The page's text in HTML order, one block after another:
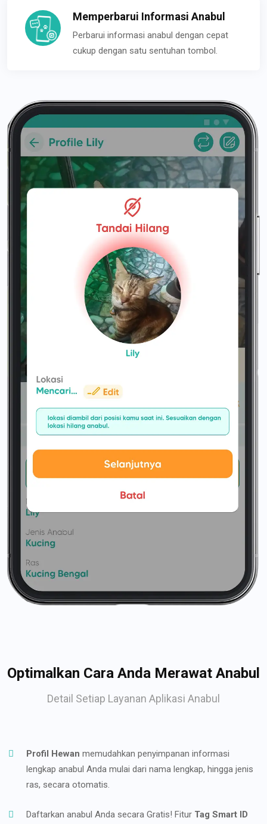
Memperbarui Informasi Anabul
Perbarui informasi anabul dengan cepat
cukup dengan satu sentuhan tombol.
Optimalkan Cara Anda Merawat Anabul
Detail Setiap Layanan Aplikasi Anabul
Profil Hewan memudahkan penyimpanan informasi
lengkap anabul Anda mulai dari nama lengkap, hingga jenis
ras, secara otomatis.
Daftarkan anabul Anda secara Gratis! Fitur Tag Smart ID